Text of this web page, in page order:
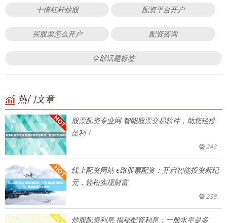
十倍杠杆炒股 配资平台开户
买股票怎么开户 配资咨询
全部话题标签
热门文章
股票配资专业网 智能股票交易软件，助您轻松
盈利！
243
线上配资网站 e路股票配资：开启智能投资新纪
元，轻松实现财富
238
炒股配资利息 揭秘配资利息：一般水平是多